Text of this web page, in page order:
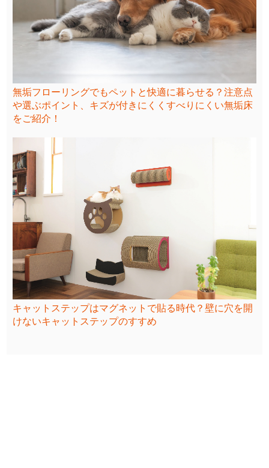
無垢フローリングでもペットと快適に暮らせる？注意点
や選ぶポイント、キズが付きにくくすべりにくい無垢床
をご紹介！
キャットステップはマグネットで貼る時代？壁に穴を開
けないキャットステップのすすめ